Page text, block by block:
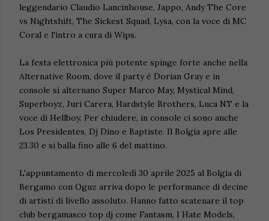
leggendario Claudio Lancinhouse, Jappo, Andy The Core
vs Nightshift, The Sickest Squad, Lysa, con la voce di MC
Coral e l'intro a cura di Wips.
La festa elettronica più potente spinge forte anche nella
Alternative Room, dove il party è Dorian Gray e in
console si alternano Super Marco May, Mystical Mind,
Superboyz, Juri Carera, Hardstyle Brothers, Luca NT e la
voce di Hellboy. Per chiudere, in console ci sono anche
Los Presidentes, Dj Dino e Baptiste. Il Bolgia apre alle
23.30 e si balla fino alle 6 del mattino.
L'appuntamento di mercoledì 30 aprile 2025 al Bolgia di
Bergamo con Oguz arriva dopo le performance di decine
di artisti di livello assoluto. Hanno fatto scatenare il top
club bergamasco top dj come Fantasm, I Hate Models,